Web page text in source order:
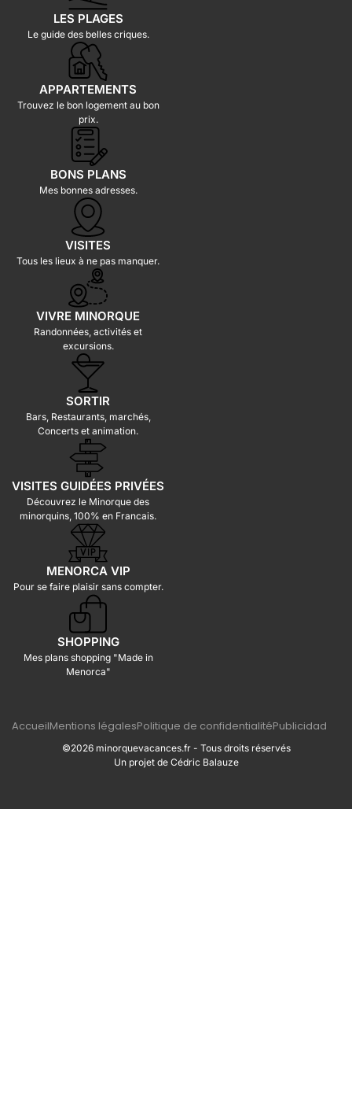
LES PLAGES
Le guide des belles criques.
APPARTEMENTS
Trouvez le bon logement au bon
prix.
BONS PLANS
Mes bonnes adresses.
VISITES
Tous les lieux à ne pas manquer.
VIVRE MINORQUE
Randonnées, activités et
excursions.
SORTIR
Bars, Restaurants, marchés,
Concerts et animation.
VISITES GUIDÉES PRIVÉES
Découvrez le Minorque des
minorquins, 100% en Francais.
MENORCA VIP
Pour se faire plaisir sans compter.
SHOPPING
Mes plans shopping "Made in
Menorca"
AccueilMentions légalesPolitique de confidentialitéPublicidad
©2026 minorquevacances.fr - Tous droits réservés
Un projet de Cédric Balauze